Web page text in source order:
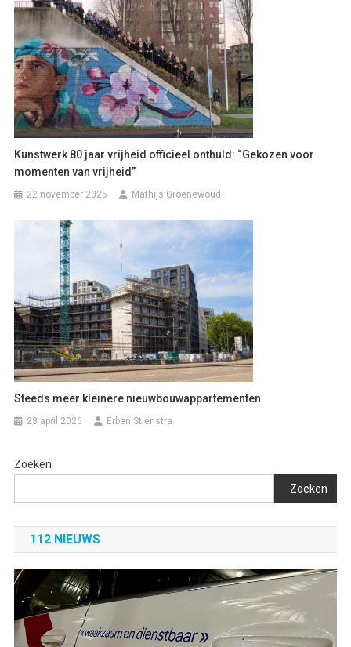
Kunstwerk 80 jaar vrijheid officieel onthuld: “Gekozen voor
momenten van vrijheid”
22 november 2025 Mathijs Groenewoud
Steeds meer kleinere nieuwbouwappartementen
23 april 2026 Erben Stienstra
Zoeken
Zoeken
112 NIEUWS